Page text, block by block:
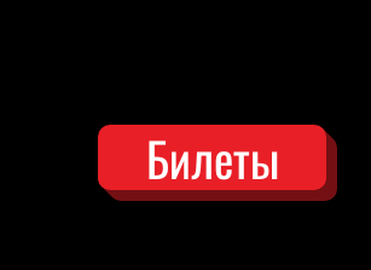
Билеты